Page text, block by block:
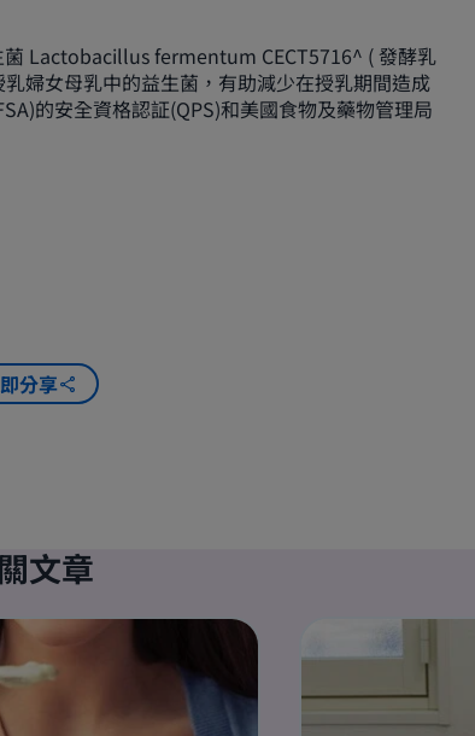
菌 Lactobacillus fermentum CECT5716^ ( 發酵乳
婦女母乳中的益生菌，有助減少在授乳期間造成
的安全資格認証(QPS)和美國食物及藥物管理局
分享
文章